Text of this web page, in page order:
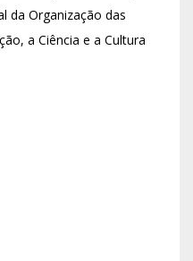
da Organização das
a Ciência e a Cultura